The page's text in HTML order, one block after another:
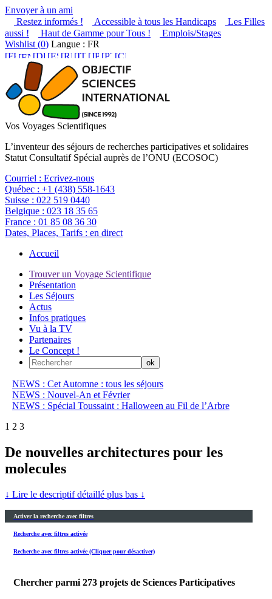
Envoyer à un ami
Restez informés !
Accessible à tous les Handicaps
Les Filles
aussi !
Haut de Gamme pour Tous !
Emplois/Stages
Wishlist (0) Langue : FR
Vos Voyages Scientifiques
L’inventeur des séjours de recherches participatives et solidaires
Statut Consultatif Spécial auprès de l’ONU (ECOSOC)
Courriel : Ecrivez-nous
Québec : +1 (438) 558-1643
Suisse : 022 519 0440
Belgique : 023 18 35 65
France : 01 85 08 36 30
Dates, Places, Tarifs : en direct
Accueil
Trouver un Voyage Scientifique
Présentation
Les Séjours
Actus
Infos pratiques
Vu à la TV
Partenaires
Le Concept !
NEWS : Cet Automne : tous les séjours
NEWS : Nouvel-An et Février
NEWS : Spécial Toussaint : Halloween au Fil de l’Arbre
1 2 3
De nouvelles architectures pour les
molecules
↓ Lire le descriptif détaillé plus bas ↓
Activer la recherche avec filtres
Recherche avec filtres activée
Recherche avec filtres activée (Cliquer pour désactiver)
Chercher parmi 273 projets de Sciences Participatives